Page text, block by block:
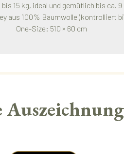
15 kg, ideal und gemütlich bis ca. 9
aus 100% Baumwolle (kontrolliert
One-Size: 510 × 60 cm